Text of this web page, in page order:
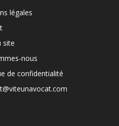
légales
site
nous
de confidentialité